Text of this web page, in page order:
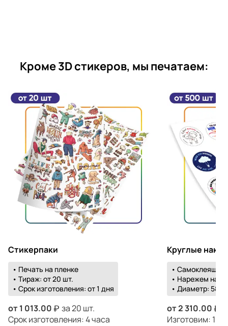
Кроме 3D стикеров, мы печатаем:
Стикерпаки
• Печать на пленке
• Тираж: от 20 шт.
• Срок изготовления: от 1 дня
от 1 013.00
за 20 шт.
Срок изготовления: 4 часа
Круглые
•
• Нарежем на
• Диаметр: 58-
от2 310.00
Изготовим: 19